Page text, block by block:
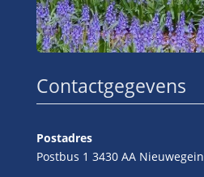
Contactgegevens
Postadres
Postbus 1 3430 AA Nieuwegein